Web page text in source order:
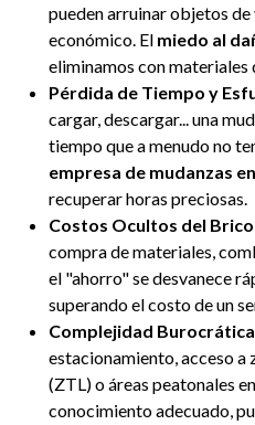
pueden arruinar objetos
económico. El miedo al
eliminamos con
Pérdida de Tiempo y
cargar, descargar... una
tiempo que a menudo no
empresa de mudanzas
recuperar horas preciosas.
Costos Ocultos del
compra de materiales,
el "ahorro" se desvanece
superando el costo de un
Complejidad
estacionamiento, acceso
(ZTL) o áreas peatonales
conocimiento adecuado,